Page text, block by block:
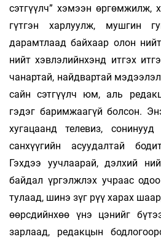
сэтгүүлч” хэмээн өргөмжилж,
гүтгэн харлуулж, мушгин
дарамтлаад байхаар олон
нийт хэвлэлийнхэнд итгэх
чанартай, найдвартай
сайн сэтгүүлч юм, аль
гэдэг баримжаагүй болсон.
хугацаанд телевиз,
санхүүгийн асуудалтай
Гэхдээ уучлаарай, дэлхий
байдал үргэлжлэх учраас
тулаад, шинэ зүг рүү харах
өөрсдийнхөө үнэ цэнийг
зарлаад, редакцын